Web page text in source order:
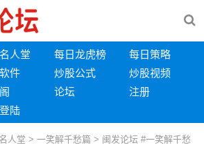
人堂 每日龙虎榜
每日策略
件 炒股公式
炒股视频
论坛
注册
陆
人堂 > 一笑解千愁篇 > 闽发论坛 #一笑解千愁